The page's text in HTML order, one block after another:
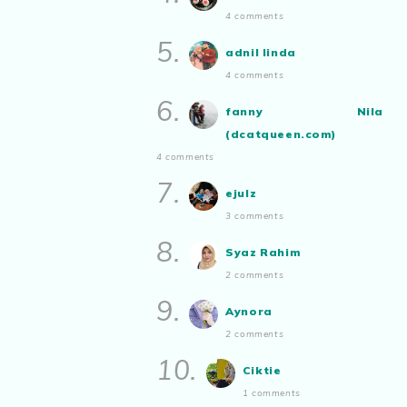
bakat tu bolehlah try.. ayuh!
4 comments
5. adnil linda
4 comments
6.
fanny Nila
(dcatqueen.com)
4 comments
7. ejulz
3 comments
8. Syaz Rahim
2 comments
9. Aynora
2 comments
10. Ciktie
1 comments